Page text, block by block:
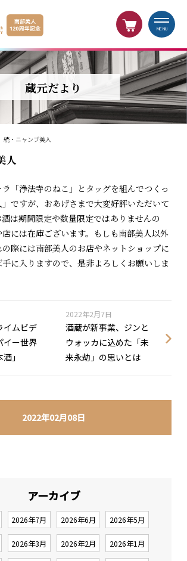
MENU
蔵元だより
続・ニャンブ美人
2022年02月08日
人
「浄法寺のねこ」とタッグを組んでつくっ
ですが、おあげさまで大変好評いただいて
は期間限定や数量限定ではありませんの
には在庫ございます。もしも南部美人以外
際には南部美人のお店やネットショップに
に入りますので、是非よろしくお願いしま
イムビデ
イー世界
」
2022年2月7日
酒蔵が新事業、ジンと
ウォッカに込めた「未
来永劫」の思いとは
アーカイブ
2026年7月 2026年6月 2026年5月
2026年3月 2026年2月 2026年1月